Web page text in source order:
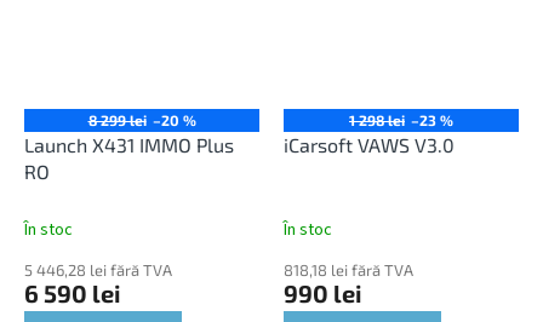
8 299 lei –20 %
Launch X431 IMMO Plus
RO
În stoc
5 446,28 lei fără TVA
6 590 lei
1 298 lei –23 %
iCarsoft VAWS V3.0
În stoc
818,18 lei fără TVA
990 lei